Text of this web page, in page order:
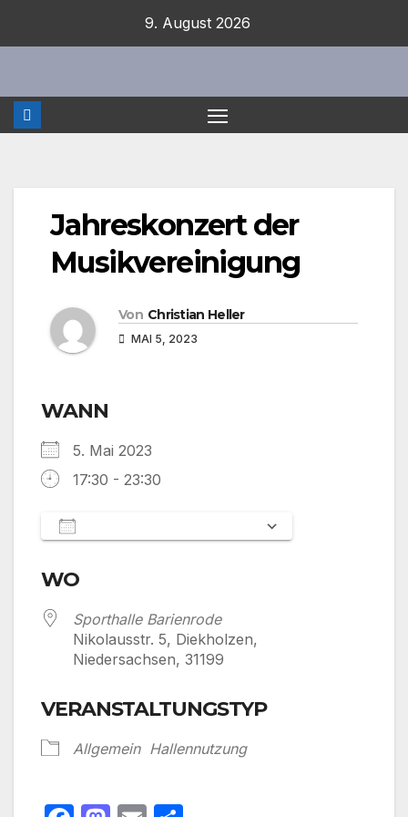
9. August 2026
Jahreskonzert der
Musikvereinigung
Von Christian Heller
MAI 5, 2023
WANN
5. Mai 2023
17:30 - 23:30
WO
Sporthalle Barienrode
Nikolausstr. 5, Diekholzen,
Niedersachsen, 31199
VERANSTALTUNGSTYP
Allgemein Hallennutzung